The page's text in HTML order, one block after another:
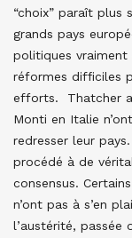
“choix” paraît plus
grands pays
politiques
réformes difficiles
efforts. Thatcher
Monti en Italie
redresser leur
procédé à de
consensus.
n’ont pas à s’en
l’austérité, passée